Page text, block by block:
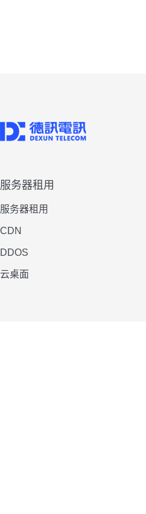
服务器租用
服务器租用
CDN
DDOS
云桌面